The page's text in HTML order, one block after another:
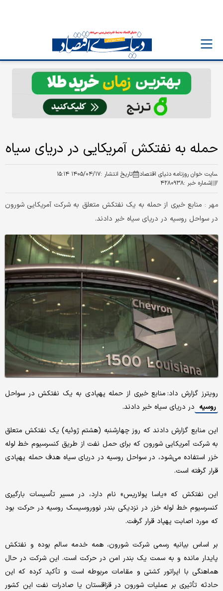
حمله به نفتکش آمریکایی در دریای سیاه
سایت خوان روزنامه دنیای اقتصاد تاریخ انتشار :۱۴۰۵/۰۴/۱۷ ۱۵:۱۴
شماره خبر :۴۲۸۰۹۳۸
مهر : منابع خبری از حمله به یک نفتکش متعلق به شرکت آمریکایی شورون
در سواحل روسیه در دریای سیاه خبر دادند.
رویترز گزارش داد: منابع خبری از حمله پهپادی به یک نفتکش در سواحل
روسیه در دریای سیاه خبر دادند.
این منابع گزارش دادند که روز چهارشنبه (هشتم ژوئیه) یک نفتکش متعلق
به شرکت آمریکایی شورون که برای حمل نفت از طریق کنسرسیوم خط لوله
خزر استفاده می‌شود، در سواحل روسیه در دریای سیاه هدف حمله پهپادی
قرار گرفته است.
این نفتکش که «یاسا پولاریس» نام دارد، در مسیر تأسیسات بارگیری
کنسرسیوم خط لوله خزر در نزدیکی بندر نووروسیسک روسیه در حرکت بود
که مورد اصابت پهپاد قرار گرفت.
بر اساس بیانیه رسمی شرکت شورون، همه خدمه سالم بوده و نفتکش
پایدار مانده و به سمت یک بندر امن در حرکت است. این شرکت در حال
هماهنگی با اپراتور کشتی و مقامات مربوطه است و تأکید کرده که این
حادثه تأثیری بر عملیات شورون در قزاقستان یا صادرات نفت این کشور